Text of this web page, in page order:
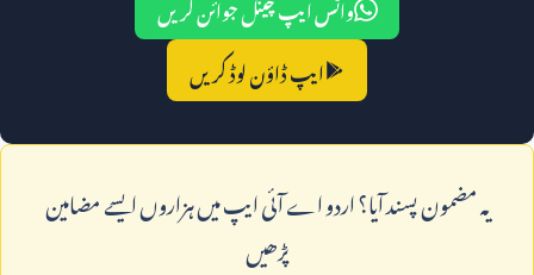
ایپ ڈاؤن لوڈ کریں
يہ مضمون پسند آيا؟ اردو اے آئی ايپ ميں ہزاروں ايسے مضامين
پڑھيں